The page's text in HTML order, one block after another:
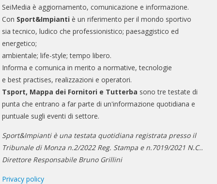
SeiMedia è aggiornamento, comunicazione e informazione.
Con Sport&Impianti è un riferimento per il mondo sportivo
sia tecnico, ludico che professionistico; paesaggistico ed
energetico;
ambientale; life-style; tempo libero.
Informa e comunica in merito a normative, tecnologie
e best practises, realizzazioni e operatori.
Tsport, Mappa dei Fornitori e Tutterba sono tre testate di
punta che entrano a far parte di un'informazione quotidiana e
puntuale sugli eventi di settore.
Sport&Impianti è una testata quotidiana registrata presso il
Tribunale di Monza n.2/2022 Reg. Stampa e n.7019/2021 N.C..
Direttore Responsabile Bruno Grillini
Privacy policy